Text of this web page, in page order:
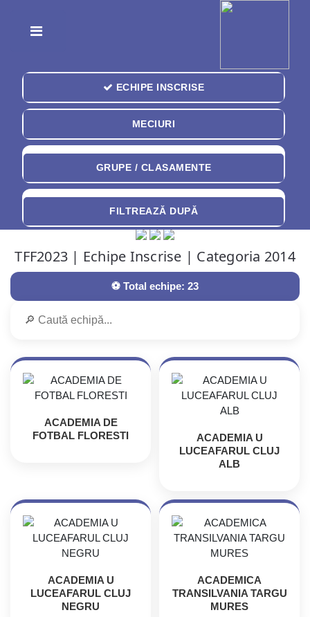
ECHIPE INSCRISE
MECIURI
GRUPE / CLASAMENTE
FILTREAZĂ DUPĂ
TFF2023 | Echipe Inscrise | Categoria 2014
⚽ Total echipe: 23
ACADEMIA DE
FOTBAL FLORESTI
ACADEMIA U
LUCEAFARUL CLUJ
ALB
ACADEMIA U
LUCEAFARUL CLUJ
NEGRU
ACADEMICA
TRANSILVANIA TARGU
MURES